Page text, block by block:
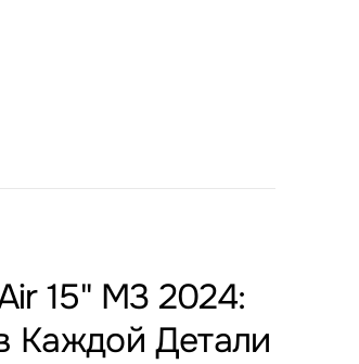
15" M3 2024:
Каждой Детали